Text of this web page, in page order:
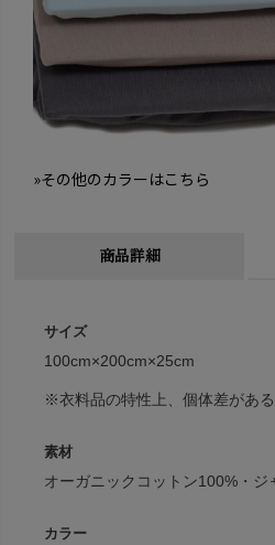
»その他のカラーはこちら
商品詳細
サイズ
100cm×200cm×25cm
※衣料品の特性上、個体差がある
素材
オーガニックコットン100%・ジ
カラー